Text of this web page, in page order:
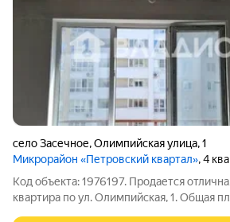
село Засечное,Олимпийская улица,1
Микрорайон «Петровский квартал», 4
Код объекта: 1976197. Продается
квартира по ул. Олимпийская, 1. Общая площадь 53,3